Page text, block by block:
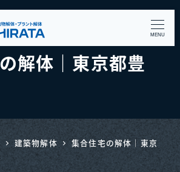
MENU
解体｜東京都豊
建築物解体
集合住宅の解体｜東京